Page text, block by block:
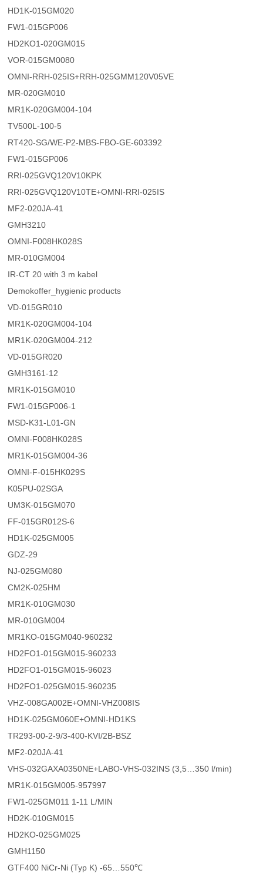
HD1K-015GM020
FW1-015GP006
HD2KO1-020GM015
VOR-015GM0080
OMNI-RRH-025IS+RRH-025GMM120V05VE
MR-020GM010
MR1K-020GM004-104
TV500L-100-5
RT420-SG/WE-P2-MBS-FBO-GE-603392
FW1-015GP006
RRI-025GVQ120V10KPK
RRI-025GVQ120V10TE+OMNI-RRI-025IS
MF2-020JA-41
GMH3210
OMNI-F008HK028S
MR-010GM004
IR-CT 20 with 3 m kabel
Demokoffer_hygienic products
VD-015GR010
MR1K-020GM004-104
MR1K-020GM004-212
VD-015GR020
GMH3161-12
MR1K-015GM010
FW1-015GP006-1
MSD-K31-L01-GN
OMNI-F008HK028S
MR1K-015GM004-36
OMNI-F-015HK029S
K05PU-02SGA
UM3K-015GM070
FF-015GR012S-6
HD1K-025GM005
GDZ-29
NJ-025GM080
CM2K-025HM
MR1K-010GM030
MR-010GM004
MR1KO-015GM040-960232
HD2FO1-015GM015-960233
HD2FO1-015GM015-96023
HD2FO1-025GM015-960235
VHZ-008GA002E+OMNI-VHZ008IS
HD1K-025GM060E+OMNI-HD1KS
TR293-00-2-9/3-400-KVI/2B-BSZ
MF2-020JA-41
VHS-032GAXA0350NE+LABO-VHS-032INS (3,5…350 l/min)
MR1K-015GM005-957997
FW1-025GM011 1-11 L/MIN
HD2K-010GM015
HD2KO-025GM025
GMH1150
GTF400 NiCr-Ni (Typ K) -65…550℃